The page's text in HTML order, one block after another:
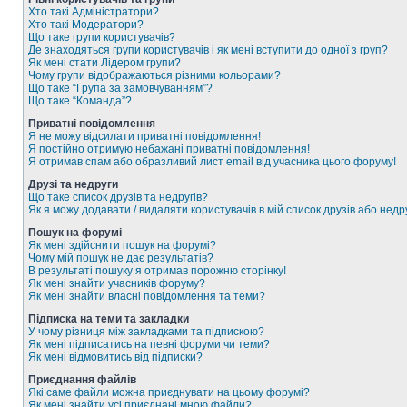
Хто такі Адміністратори?
Хто такі Модератори?
Що таке групи користувачів?
Де знаходяться групи користувачів і як мені вступити до одної з груп?
Як мені стати Лідером групи?
Чому групи відображаються різними кольорами?
Що таке “Група за замовчуванням”?
Що таке “Команда”?
Приватні повідомлення
Я не можу відсилати приватні повідомлення!
Я постійно отримую небажані приватні повідомлення!
Я отримав спам або образливий лист email від учасника цього форуму!
Друзі та недруги
Що таке список друзів та недругів?
Як я можу додавати / видаляти користувачів в мій список друзів або
Пошук на форумі
Як мені здійснити пошук на форумі?
Чому мій пошук не дає результатів?
В результаті пошуку я отримав порожню сторінку!
Як мені знайти учасників форуму?
Як мені знайти власні повідомлення та теми?
Підписка на теми та закладки
У чому різниця між закладками та підпискою?
Як мені підписатись на певні форуми чи теми?
Як мені відмовитись від підписки?
Приєднання файлів
Які саме файли можна приєднувати на цьому форумі?